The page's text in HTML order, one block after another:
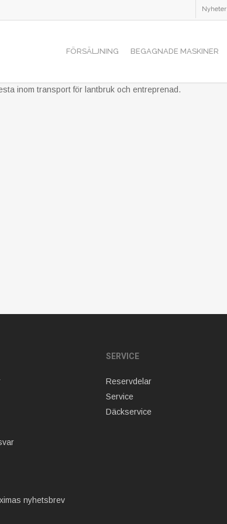
Nyheter
FÖRSÄLJNING BEGAGNADE MASKINER
inom transport för lantbruk och entreprenad.
nyhetsbrev
SERVICE
Reservdelar
Service
Däckservice